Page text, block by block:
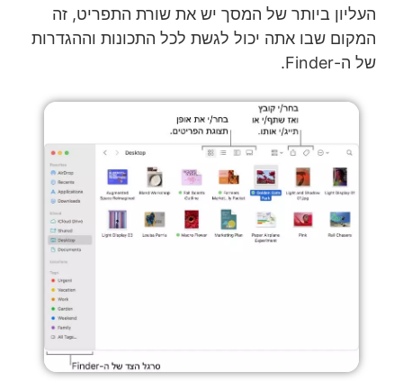
העליון ביותר של המסך יש את שורת התפריט, זה
המקום שבו אתה יכול לגשת לכל התכונות וההגדרות
של ה-Finder.